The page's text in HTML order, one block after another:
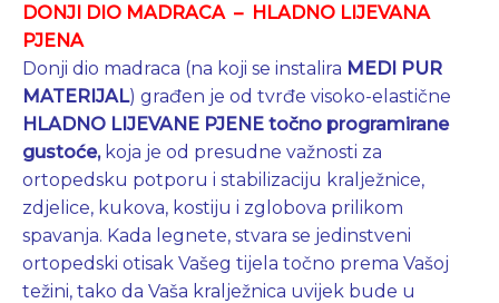
DONJI DIO MADRACA – HLADNO LIJEVANA
PJENA
Donji dio madraca (na koji se instalira MEDI PUR
MATERIJAL) građen je od tvrđe visoko-elastične
HLADNO LIJEVANE PJENE točno programirane
gustoće, koja je od presudne važnosti za
ortopedsku potporu i stabilizaciju kralježnice,
zdjelice, kukova, kostiju i zglobova prilikom
spavanja. Kada legnete, stvara se jedinstveni
ortopedski otisak Vašeg tijela točno prema Vašoj
težini, tako da Vaša kralježnica uvijek bude u